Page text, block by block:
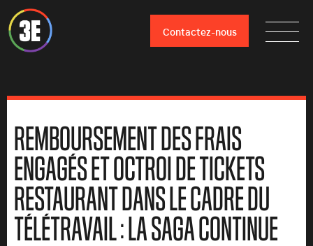
Contactez-nous
REMBOURSEMENT DES FRAIS
ENGAGÉS ET OCTROI DE TICKETS
RESTAURANT DANS LE CADRE DU
TÉLÉTRAVAIL : LA SAGA CONTINUE